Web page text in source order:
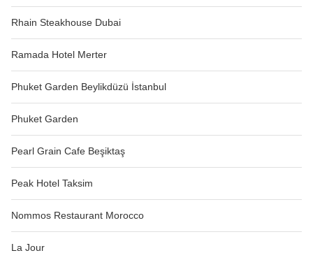
Rhain Steakhouse Dubai
Ramada Hotel Merter
Phuket Garden Beylikdüzü İstanbul
Phuket Garden
Pearl Grain Cafe Beşiktaş
Peak Hotel Taksim
Nommos Restaurant Morocco
La Jour